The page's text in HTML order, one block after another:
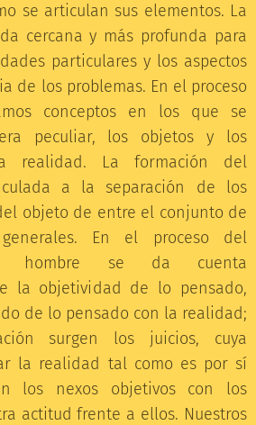
se articulan sus elementos. La
cercana y más profunda para
particulares y los aspectos
de los problemas. En el proceso
conceptos en los que se
peculiar, los objetos y los
realidad. La formación del
a la separación de los
objeto de entre el conjunto de
En el proceso del
hombre se da cuenta
la objetividad de lo pensado,
de lo pensado con la realidad;
surgen los juicios, cuya
la realidad tal como es por sí
los nexos objetivos con los
actitud frente a ellos. Nuestros